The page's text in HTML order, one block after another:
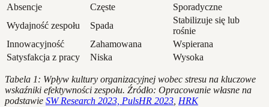
Absencje
Częste
Sporadyczne
Wydajność zespołu
Spada
Stabilizuje się lub
rośnie
Innowacyjność
Zahamowana
Wspierana
Satysfakcja z pracy
Niska Wysoka
Tabela 1: Wpływ kultury organizacyjnej wobec stresu na kluczowe
wskaźniki efektywności zespołu. Źródło: Opracowanie własne na
podstawie SW Research 2023, PulsHR 2023 HRK